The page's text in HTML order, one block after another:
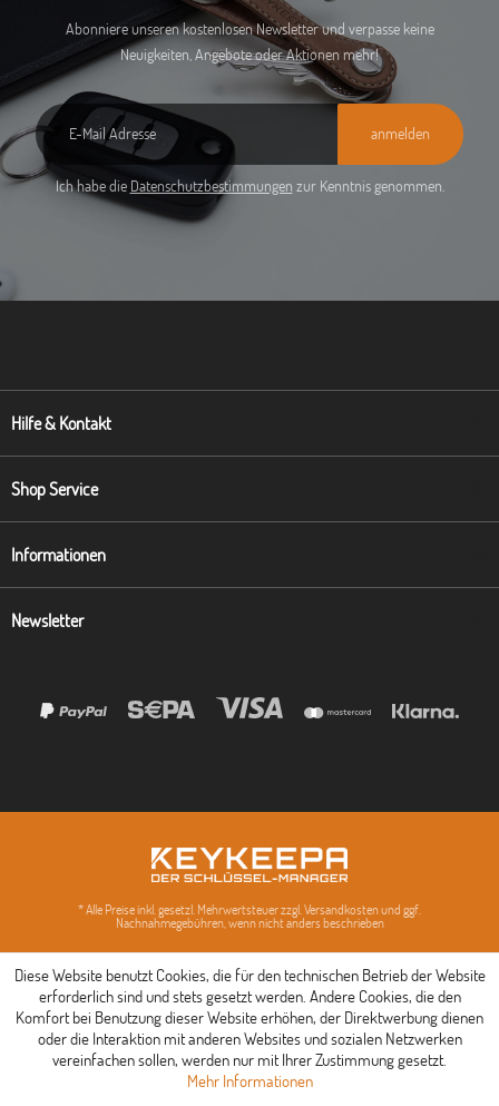
Abonniere unseren kostenlosen Newsletter und verpasse keine
Neuigkeiten, Angebote oder Aktionen mehr!
anmelden
Ich habe die Datenschutzbestimmungen zur Kenntnis genommen.
Hilfe & Kontakt
Shop Service
Informationen
Newsletter
* Alle Preise inkl. gesetzl. Mehrwertsteuer zzgl. Versandkosten und ggf.
Nachnahmegebühren, wenn nicht anders beschrieben
Diese Website benutzt Cookies, die für den technischen Betrieb der Website
erforderlich sind und stets gesetzt werden. Andere Cookies, die den
Komfort bei Benutzung dieser Website erhöhen, der Direktwerbung dienen
oder die Interaktion mit anderen Websites und sozialen Netzwerken
vereinfachen sollen, werden nur mit Ihrer Zustimmung gesetzt.
Mehr Informationen